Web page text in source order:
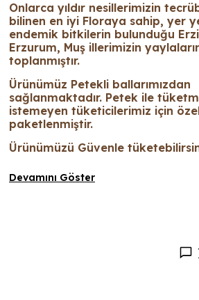
Onlarca yıldır nesillerimizin
bilinen en iyi Floraya sahip, yer
endemik bitkilerin bulunduğu
Erzurum, Muş illerimizin
toplanmıştır.
Ürünümüz Petekli ballarımızdan
sağlanmaktadır. Petek ile
istemeyen tüketicilerimiz için
paketlenmiştir.
Ürünümüzü Güvenle
Devamını Göster